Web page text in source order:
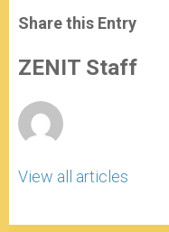
t
s
p
p
s
e
g
e
e
b
o
k
Share this Entry
ZENIT Staff
View all articles